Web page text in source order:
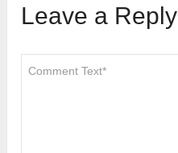
Leave a Reply